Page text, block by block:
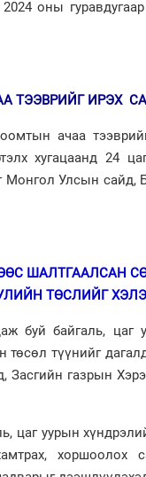
оны
ТЭЭВРИЙГ ИРЭХ
ачаа
хугацаанд 24
Монгол Улсын
ШАЛТГААЛСАН
ТӨСЛИЙГ
буй байгаль, цаг
төсөл түүнийг
газрын
цаг уурын
хоршоолох